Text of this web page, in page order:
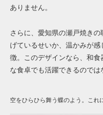
ありません。
さらに、愛知県の瀬戸焼き
げているせいか、温かみが
徴。このデザインなら、和
な食卓でも活躍できるのでは
空をひらひら舞う蝶のよう。これ